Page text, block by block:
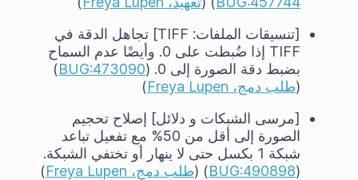
[تنسيقات الملفات: TIFF] تجاهل الدقة في
TIFF إذا ضُبطت على 0. وأيضًا عدم السماح
بضبط دقة الصورة إلى 0. (
BUG:473090
)
(طلب دمج، Freya Lupen
)
[مرسى الشبكات و دلائل] إصلاح تحجيم
الصورة إلى أقل من 50% مع تفعيل تباعد
شبكة 1 بكسل حتى لا ينهار أو تختفي الشبكة.
(
BUG:490898
) (طلب دمج، Freya Lupen
)